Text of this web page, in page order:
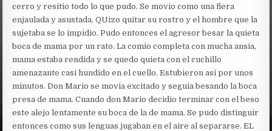
cerro y resitio todo lo que pudo. Se movio como una fiera
enjaulada y asustada. QUizo quitar su rostro y el hombre que la
sujetaba se lo impidio. Pudo entonces el agresor besar la quieta
boca de mama por un rato. La comio completa con mucha ansia,
mama estaba rendida y se quedo quieta con el cuchillo
amenazante casi hundido en el cuello. Estubieron asi por unos
minutos. Don Mario se movia excitado y seguia besando la boca
presa de mama. Cuando don Mario decidio terminar con el beso
este alejo lentamente su boca de la de mama. Se pudo distinguir
entonces como sus lenguas jugaban en el aire al separarse. EL